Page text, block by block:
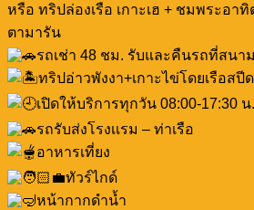
หรือ ทริปล่องเรือ เกาะเฮ + ชมพระอา
ตามารัน
รถเช่า 48 ชม. รับและคืนรถที่สนา
ทริปอ่าวพังงา+เกาะไข่โดยเรือสปี
เปิดให้บริการทุกวัน 08:00-17:30 น.
รถรับส่งโรงเเรม – ท่าเรือ
อาหารเที่ยง
ทัวร์ไกด์
หน้ากากดำน้ำ